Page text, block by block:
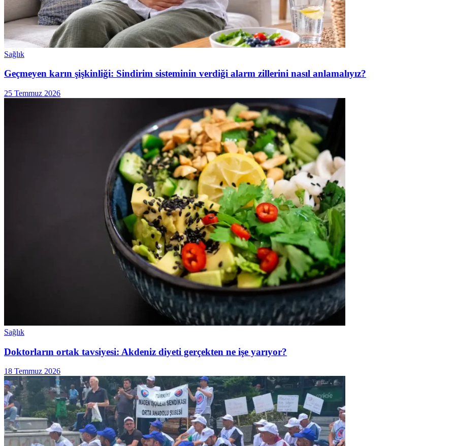
Sağlık
Geçmeyen karın şişkinliği: Sindirim sisteminin verdiği alarm zillerini nasıl anlamalıyız?
25 Temmuz 2026
Sağlık
Doktorların ortak tavsiyesi: Akdeniz diyeti gerçekten ne işe yarıyor?
18 Temmuz 2026